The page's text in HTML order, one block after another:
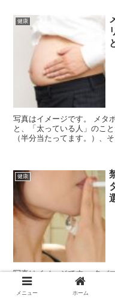
健康
写真はイメージです。 メタ
と、「太っている人」のこ
（半分当たってます。）、
健康
写真はイメージです。 タバ
りの人達にも、健康に様々
炎」、「脳卒中」、「心筋
メニュー ホーム